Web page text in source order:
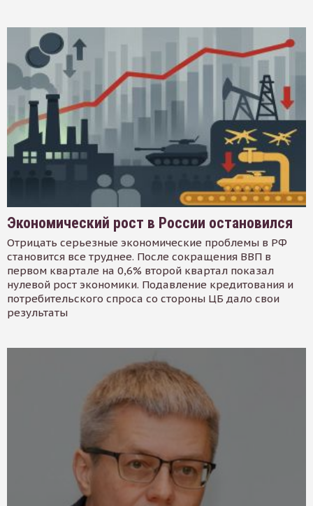
Экономический рост в России остановился
Отрицать серьезные экономические проблемы в РФ
становится все труднее. После сокращения ВВП в
первом квартале на 0,6% второй квартал показал
нулевой рост экономики. Подавление кредитования и
потребительского спроса со стороны ЦБ дало свои
результаты